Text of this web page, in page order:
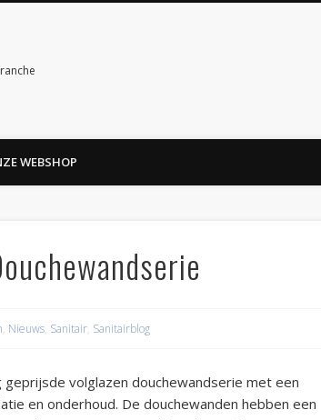
WEBSHOP
, Nieuws, Sanitair, Sanitairblog
volglazen douchewandserie met een
en onderhoud. De douchewanden hebben een